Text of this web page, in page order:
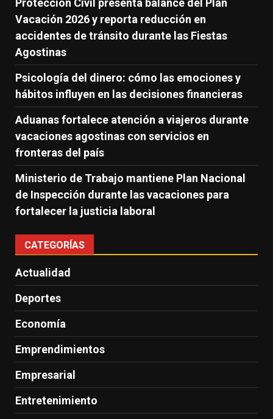
Protección Civil presenta balance del Plan
Vacación 2026 y reporta reducción en
accidentes de tránsito durante las Fiestas
Agostinas
Psicología del dinero: cómo las emociones y
hábitos influyen en las decisiones financieras
Aduanas fortalece atención a viajeros durante
vacaciones agostinas con servicios en
fronteras del país
Ministerio de Trabajo mantiene Plan Nacional
de Inspección durante las vacaciones para
fortalecer la justicia laboral
CATEGORÍAS
Actualidad
Deportes
Economía
Emprendimientos
Empresarial
Entretenimiento